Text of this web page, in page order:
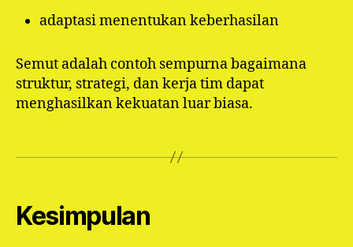
adaptasi menentukan keberhasilan
Semut adalah contoh sempurna bagaimana
struktur, strategi, dan kerja tim dapat
menghasilkan kekuatan luar biasa.
Kesimpulan